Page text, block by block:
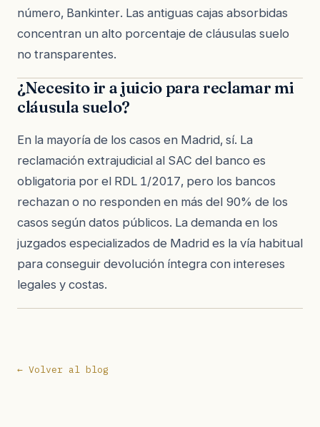
número, Bankinter. Las antiguas cajas absorbidas
concentran un alto porcentaje de cláusulas suelo
no transparentes.
¿Necesito ir a juicio para reclamar mi
cláusula suelo?
En la mayoría de los casos en Madrid, sí. La
reclamación extrajudicial al SAC del banco es
obligatoria por el RDL 1/2017, pero los bancos
rechazan o no responden en más del 90% de los
casos según datos públicos. La demanda en los
juzgados especializados de Madrid es la vía habitual
para conseguir devolución íntegra con intereses
legales y costas.
← Volver al blog